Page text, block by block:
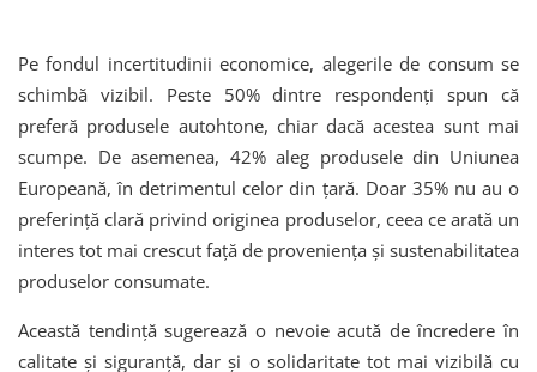
Pe fondul incertitudinii economice, alegerile de consum se
schimbă vizibil. Peste 50% dintre respondenți spun că
preferă produsele autohtone, chiar dacă acestea sunt mai
scumpe. De asemenea, 42% aleg produsele din Uniunea
Europeană, în detrimentul celor din țară. Doar 35% nu au o
preferință clară privind originea produselor, ceea ce arată un
interes tot mai crescut față de proveniența și sustenabilitatea
produselor consumate.
Această tendință sugerează o nevoie acută de încredere în
calitate și siguranță, dar și o solidaritate tot mai vizibilă cu